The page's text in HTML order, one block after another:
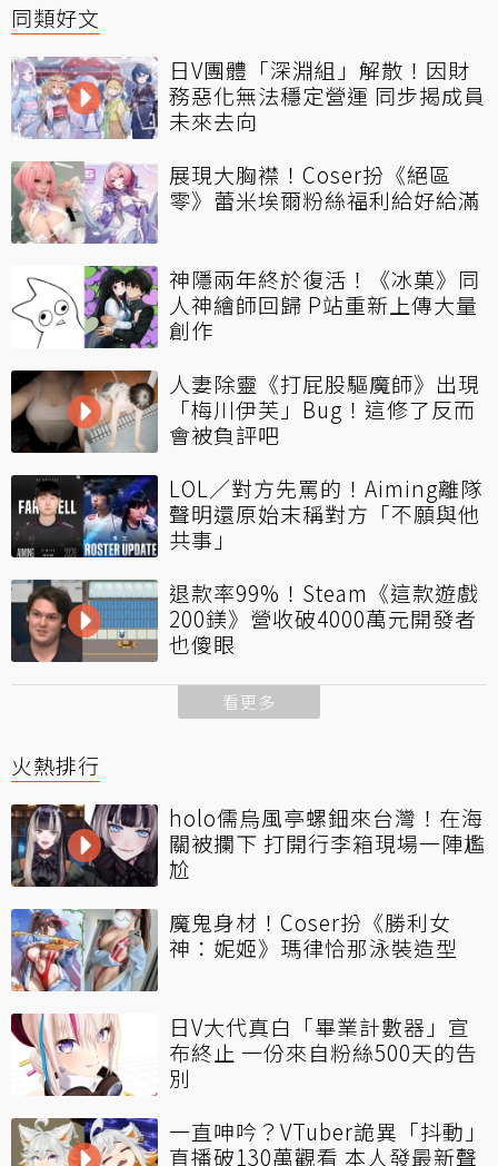
同類好文
日V團體「深淵組」解散！因財
務惡化無法穩定營運 同步揭成員
未來去向
展現大胸襟！Coser扮《絕區
零》蕾米埃爾粉絲福利給好給滿
神隱兩年終於復活！《冰菓》同
人神繪師回歸 P站重新上傳大量
創作
人妻除靈《打屁股驅魔師》出現
「梅川伊芙」Bug！這修了反而
會被負評吧
LOL／對方先罵的！Aiming離隊
聲明還原始末稱對方「不願與他
共事」
退款率99%！Steam《這款遊戲
200鎂》營收破4000萬元開發者
也傻眼
看更多
火熱排行
holo儒烏風亭螺鈿來台灣！在海
關被攔下 打開行李箱現場一陣尷
尬
魔鬼身材！Coser扮《勝利女
神：妮姬》瑪律恰那泳裝造型
日V大代真白「畢業計數器」宣
布終止 一份來自粉絲500天的告
別
一直呻吟？VTuber詭異「抖動」
直播破130萬觀看 本人發最新聲